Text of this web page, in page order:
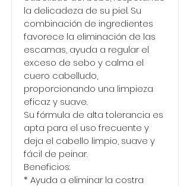
la delicadeza de su piel. Su
combinación de ingredientes
favorece la eliminación de las
escamas, ayuda a regular el
exceso de sebo y calma el
cuero cabelludo,
proporcionando una limpieza
eficaz y suave.
Su fórmula de alta tolerancia es
apta para el uso frecuente y
deja el cabello limpio, suave y
fácil de peinar.
Beneficios:
* Ayuda a eliminar la costra